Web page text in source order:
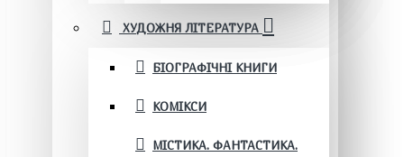
ХУДОЖНЯ ЛІТЕРАТУРА
БІОГРАФІЧНІ КНИГИ
КОМІКСИ
МІСТИКА. ФАНТАСТИКА.